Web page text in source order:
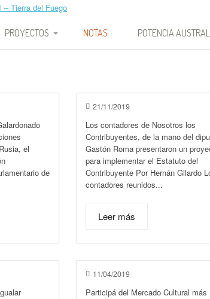
Nacional –
PROYECTOS
PROYECTOS DE
PROYECTOS DE
RESOLUCIÓN
NOTAS POTENCIA AUSTRAL
el
de
21/11/2019
Los contadores de Nosotros los
Contribuyentes, de la mano del
Gastón Roma presentaron un
para implementar el Estatuto del
Contribuyente Por Hernán Gilardo
contadores reunidos...
Leer más
11/04/2019
Participá del Mercado Cultural más